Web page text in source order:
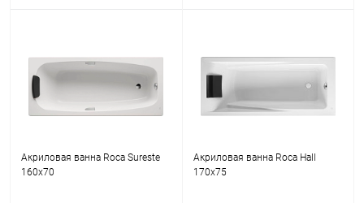
Акриловая ванна Roca Sureste
160x70
Акриловая ванна Roca Hall
170x75